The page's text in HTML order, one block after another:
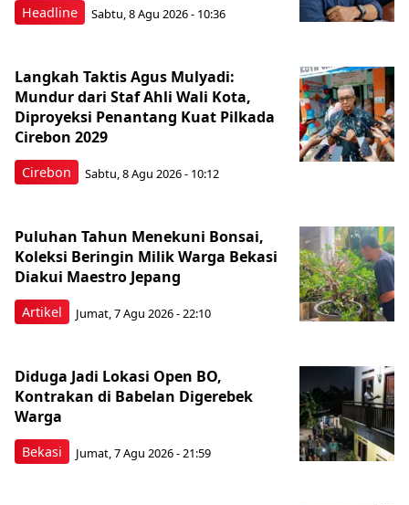
Headline Sabtu, 8 Agu 2026 - 10:36
Cirebon
Langkah Taktis Agus Mulyadi:
Mundur dari Staf Ahli Wali Kota,
Diproyeksi Penantang Kuat Pilkada
Cirebon 2029
Sabtu, 8 Agu 2026 - 10:12
Artikel
Puluhan Tahun Menekuni Bonsai,
Koleksi Beringin Milik Warga Bekasi
Diakui Maestro Jepang
Jumat, 7 Agu 2026 - 22:10
Bekasi
Diduga Jadi Lokasi Open BO,
Kontrakan di Babelan Digerebek
Warga
Jumat, 7 Agu 2026 - 21:59